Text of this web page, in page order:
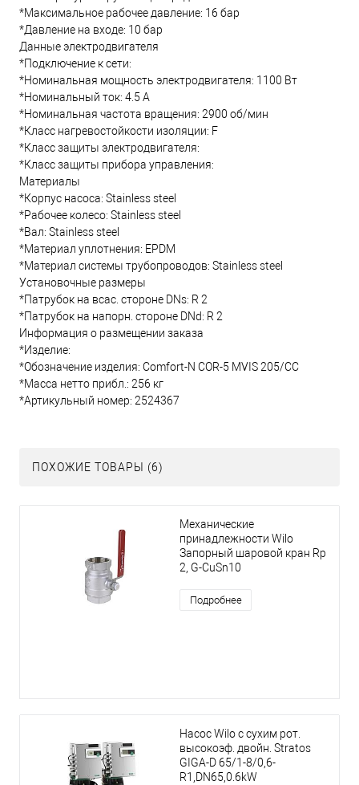
*Максимальное рабочее давление: 16 бар
*Давление на входе: 10 бар
Данные электродвигателя
*Подключение к сети:
*Номинальная мощность электродвигателя: 1100 Вт
*Номинальный ток: 4.5 А
*Номинальная частота вращения: 2900 об/мин
*Класс нагревостойкости изоляции: F
*Класс защиты электродвигателя:
*Класс защиты прибора управления:
Материалы
*Корпус насоса: Stainless steel
*Рабочее колесо: Stainless steel
*Вал: Stainless steel
*Материал уплотнения: EPDM
*Материал системы трубопроводов: Stainless steel
Установочные размеры
*Патрубок на всас. стороне DNs: R 2
*Патрубок на напорн. стороне DNd: R 2
Информация о размещении заказа
*Изделие:
*Обозначение изделия: Comfort-N COR-5 MVIS 205/CC
*Масса нетто прибл.: 256 кг
*Артикульный номер: 2524367
ПОХОЖИЕ ТОВАРЫ (6)
Механические
принадлежности Wilo
Запорный шаровой кран Rp
2, G-CuSn10
Подробнее
Насос Wilo с сухим рот.
высокоэф. двойн. Stratos
GIGA-D 65/1-8/0,6-
R1,DN65,0.6kW